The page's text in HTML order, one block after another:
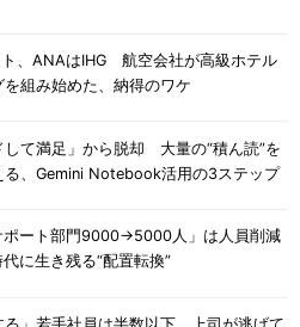
、ANAはIHG 航空会社が高級ホテル
を組み始めた、納得のワケ
して満足」から脱却 大量の“積ん読”を
る、Gemini Notebook活用の3ステップ
ポート部門9000→5000人」は人員削減
に生き残る“配置転換”